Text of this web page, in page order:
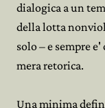
dialogica a un
della lotta
solo – e sempre
mera retorica.
Una minima